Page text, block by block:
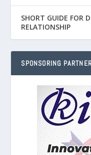
SHORT GUIDE FOR
RELATIONSHIP
SPONSORING